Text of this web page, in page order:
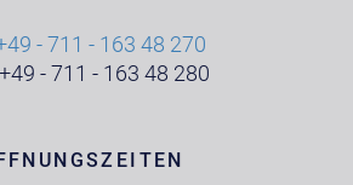
- 711 - 163 48 270
- 711 - 163 48 280